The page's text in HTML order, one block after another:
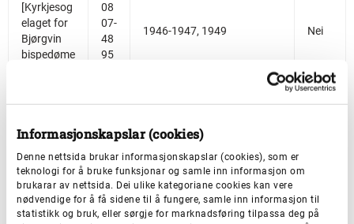
Informasjonskapslar (cookies)
Denne nettsida brukar informasjonskapslar (cookies), som er
teknologi for å bruke funksjonar og samle inn informasjon om
brukarar av nettsida. Dei ulike kategoriane cookies kan vere
nødvendige for å få sidene til å fungere, samle inn informasjon til
statistikk og bruk, eller sørgje for marknadsføring tilpassa deg på
[Kyrkjesog
elaget for
Bjørgvin
bispedøme
08
07-
48
95
1946-1947, 1949 Nei
So han sa -
02-
46
44
Årg. 1, 2000 - årg. 21, 2020
Sogeblad
frå Førde